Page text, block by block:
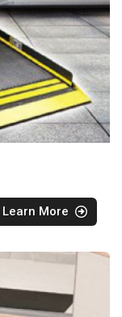
Learn More